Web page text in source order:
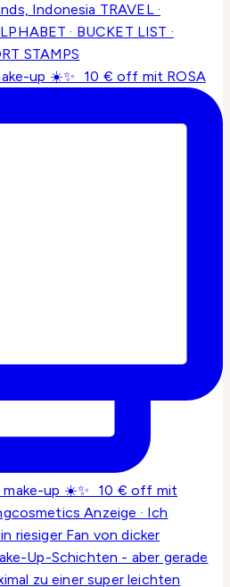
up ☀️✨ 10 € off mit ROSA